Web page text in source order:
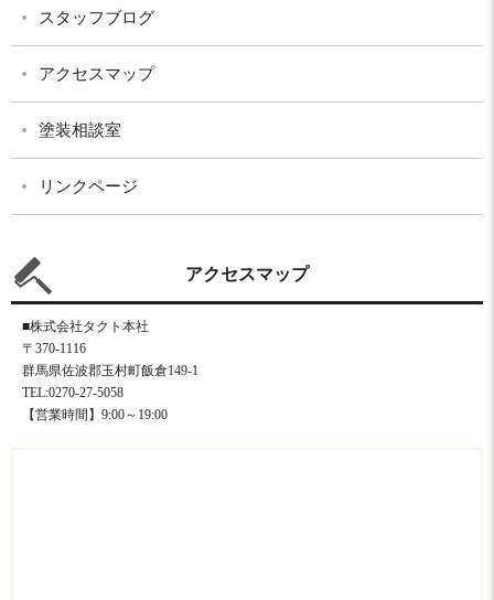
スタッフブログ
アクセスマップ
塗装相談室
リンクページ
アクセスマップ
■株式会社タクト本社
〒370-1116
群馬県佐波郡玉村町飯倉149-1
TEL:0270-27-5058
【営業時間】9:00～19:00